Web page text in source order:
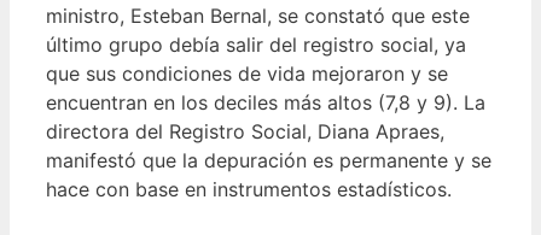
ministro, Esteban Bernal, se constató que este
último grupo debía salir del registro social, ya
que sus condiciones de vida mejoraron y se
encuentran en los deciles más altos (7,8 y 9). La
directora del Registro Social, Diana Apraes,
manifestó que la depuración es permanente y se
hace con base en instrumentos estadísticos.